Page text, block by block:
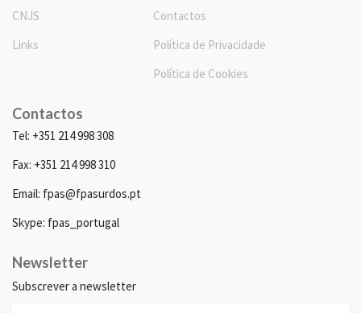
CNJS
Links
Contactos
Política de Privacidade
Política de Cookies
Contactos
Tel: +351 214 998 308
Fax: +351 214 998 310
Email: fpas@fpasurdos.pt
Skype: fpas_portugal
Newsletter
Subscrever a newsletter